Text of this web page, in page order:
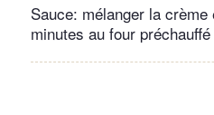
Sauce: mélanger la
minutes au four préchauffé